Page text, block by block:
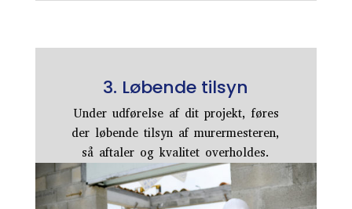
3. Løbende tilsyn
Under udførelse af dit projekt, føres
der løbende tilsyn af murermesteren,
så aftaler og kvalitet overholdes.